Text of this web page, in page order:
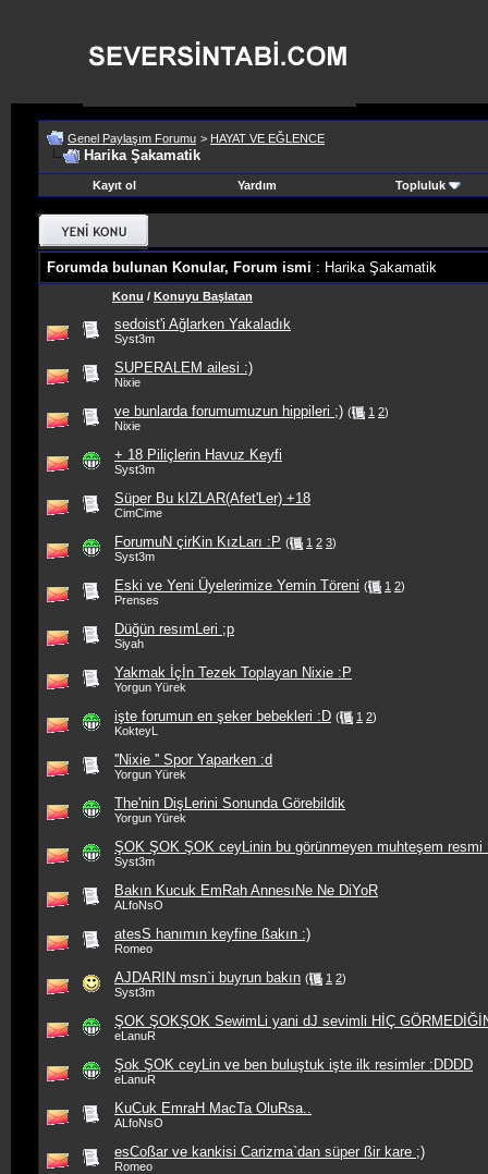
Genel Paylaşım Forumu > HAYAT VE EĞLENCE
Harika Şakamatik
Kayıt ol Yardım Topluluk
Forumda bulunan Konular, Forum ismi : Harika Şakamatik
Konu / Konuyu Başlatan
sedoist'i Ağlarken Yakaladık
Syst3m
SUPERALEM ailesi :)
Nixie
ve bunlarda forumumuzun hippileri ;) ( 1 2)
Nixie
+ 18 Piliçlerin Havuz Keyfi
Syst3m
Süper Bu kIZLAR(Afet'Ler) +18
CimCime
ForumuN çirKin KızLarı :P ( 1 2 3)
Syst3m
Eski ve Yeni Üyelerimize Yemin Töreni ( 1 2)
Prenses
Düğün resımLeri ;p
Siyah
Yakmak İçİn Tezek Toplayan Nixie :P
Yorgun Yürek
işte forumun en şeker bebekleri :D ( 1 2)
KokteyL
''Nixie '' Spor Yaparken :d
Yorgun Yürek
The'nin DişLerini Sonunda Görebildik
Yorgun Yürek
ŞOK ŞOK ŞOK ceyLinin bu görünmeyen muhteşem resmi
Syst3m
Bakın Kucuk EmRah AnnesıNe Ne DiYoR
ALfoNsO
atesS hanımın keyfine ßakın :)
Romeo
AJDARIN msn`i buyrun bakın ( 1 2)
Syst3m
ŞOK ŞOKŞOK SewimLi yani dJ sevimli HİÇ
eLanuR
Şok ŞOK ceyLin ve ben buluştuk işte ilk resimler :DDDD
eLanuR
KuCuk EmraH MacTa OluRsa..
ALfoNsO
esCoßar ve kankisi Carizma`dan süper ßir kare ;)
Romeo